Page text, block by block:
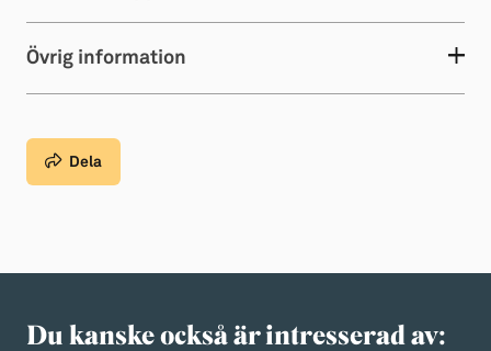
Övrig information
Dela
Du kanske också är intresserad av: